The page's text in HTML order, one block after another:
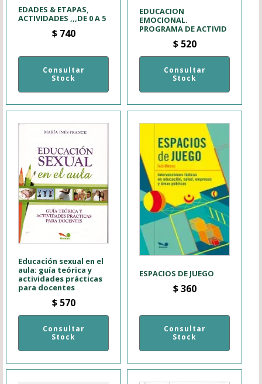
EDADES & ETAPAS,
ACTIVIDADES ,,,DE 0 A 5
$740
Consultar
Stock
EDUCACION
EMOCIONAL.
PROGRAMA DE ACTIVID
$520
Consultar
Stock
Educación sexual en el
aula: guía teórica y
actividades prácticas
para docentes
$570
Consultar
Stock
ESPACIOS DE JUEGO
$360
Consultar
Stock